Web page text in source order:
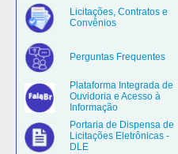
Licitações, Contratos e
Convênios
Perguntas Frequentes
Plataforma Integrada de
Ouvidoria e Acesso à
Informação
Portaria de Dispensa de
Licitações Eletrônicas -
DLE